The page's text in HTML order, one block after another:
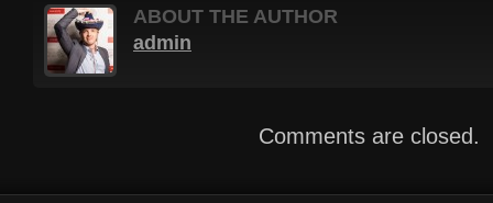
ABOUT THE AUTHOR
admin
Comments are closed.